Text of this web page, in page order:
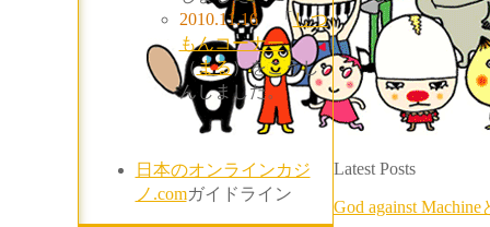
2010.11.16
「しつ
もんコーナー」
（まる）をこうし
んしました。
日本のオンラインカジ
ノ.comガイドライン
Latest Posts
God against